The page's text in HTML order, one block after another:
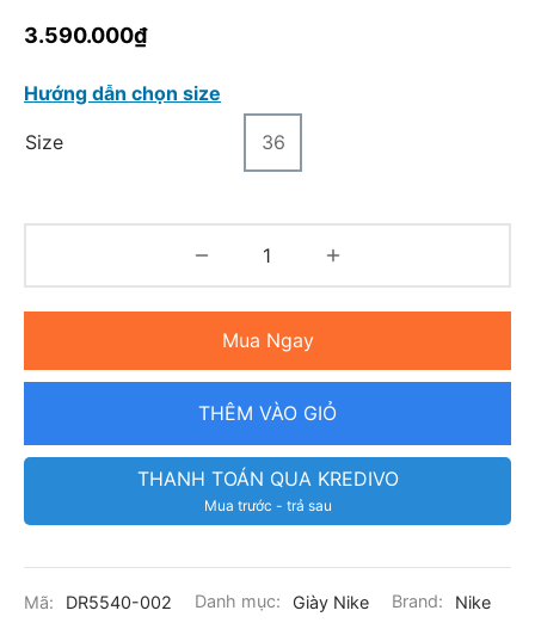
3.590.000₫
Hướng dẫn chọn size
Size 36
Mua Ngay
THÊM VÀO GIỎ
THANH TOÁN QUA KREDIVO
Mua trước - trả sau
Mã: DR5540-002 Danh mục: Giày Nike Brand: Nike